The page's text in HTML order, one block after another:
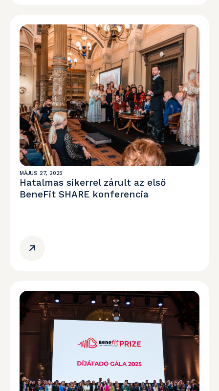
MÁJUS 27, 2025
Hatalmas sikerrel zárult az első
BeneFit SHARE konferencia